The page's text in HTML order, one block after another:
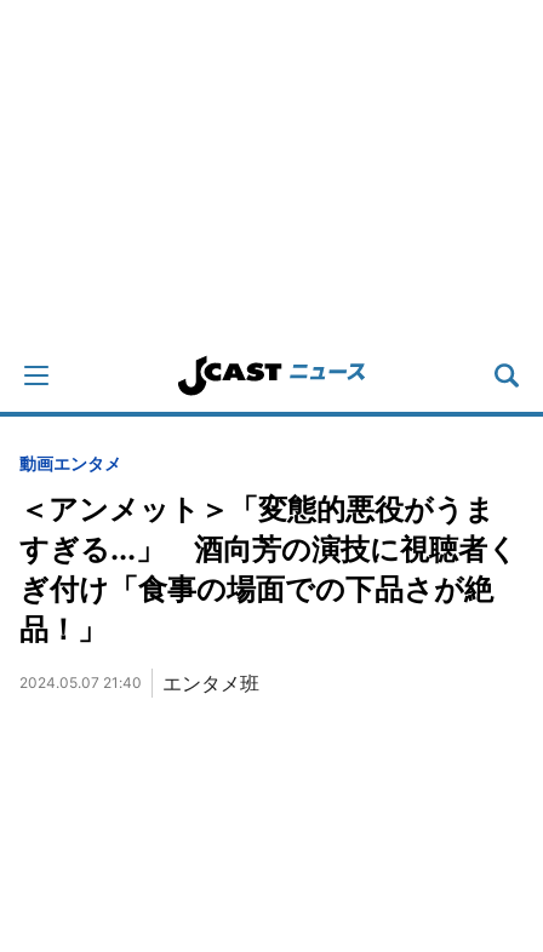
動画エンタメ
＜アンメット＞「変態的悪役がうま
すぎる...」 酒向芳の演技に視聴者く
ぎ付け「食事の場面での下品さが絶
品！」
2024.05.07 21:40 エンタメ班